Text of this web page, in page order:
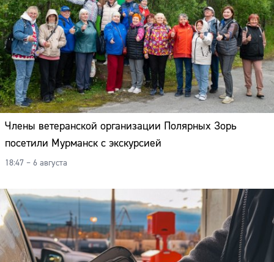
Члены ветеранской организации Полярных Зорь
посетили Мурманск с экскурсией
18:47 – 6 августа